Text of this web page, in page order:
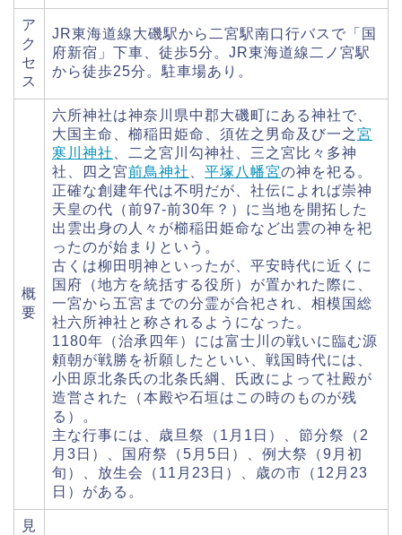
ア
ク
セ
ス
JR東海道線大磯駅から二宮駅南口行バスで「国
府新宿」下車、徒歩5分。JR東海道線二ノ宮駅
から徒歩25分。駐車場あり。
概
要
六所神社は神奈川県中郡大磯町にある神社で、
大国主命、櫛稲田姫命、須佐之男命及び一之宮
寒川神社
、二之宮川勾神社、三之宮比々多神
社、四之宮前鳥神社 平塚八幡宮の神を祀る。
正確な創建年代は不明だが、社伝によれば崇神
天皇の代（前97-前30年？）に当地を開拓した
出雲出身の人々が櫛稲田姫命など出雲の神を祀
ったのが始まりという。
古くは柳田明神といったが、平安時代に近くに
国府（地方を統括する役所）が置かれた際に、
一宮から五宮までの分霊が合祀され、相模国総
社六所神社と称されるようになった。
1180年（治承四年）には富士川の戦いに臨む源
頼朝が戦勝を祈願したといい、戦国時代には、
小田原北条氏の北条氏綱、氏政によって社殿が
造営された（本殿や石垣はこの時のものが残
る）。
主な行事には、歳旦祭（1月1日）、節分祭（2
月3日）、国府祭（5月5日）、例大祭（9月初
旬）、放生会（11月23日）、歳の市（12月23
日）がある。
見